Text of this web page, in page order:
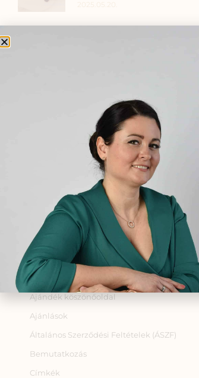
Viselj gyógynövényt
mindennap!..munkában vagy
séta közben, Te döntesz.
2024.11.20.
OLDALAK
A fiókom
Adatkezelési tájékoztató
Ajándék
Ajándék köszönőoldal
Ajánlások
Általános Szerződési Feltételek (ÁSZF)
Bemutatkozás
Címkék